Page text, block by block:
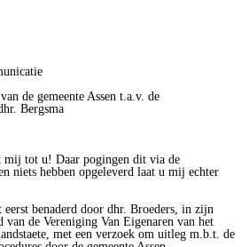
de gemeente Assen t.a.v. de
Bergsma
mij tot u! Daar pogingen dit via de
niets hebben opgeleverd laat u mij echter
benaderd door dhr. Broeders, in zijn
van de Vereniging Van Eigenaren van het
met een verzoek om uitleg m.b.t. de